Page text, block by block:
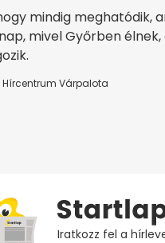
mindig meghatódik,
mivel Győrben
Hírcentrum Várpalota
Iratkozz fel a